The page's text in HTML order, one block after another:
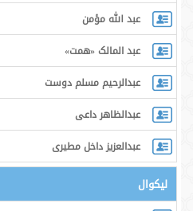
عبد الله مؤمن
عبد المالک «همت»
عبدالرحیم مسلم دوست
عبدالظاهر داعی
عبدالعزیز داخل مطیری
لیکوال